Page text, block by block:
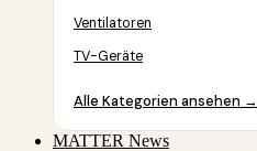
Ventilatoren
TV-Geräte
Alle Kategorien ansehen →
MATTER News